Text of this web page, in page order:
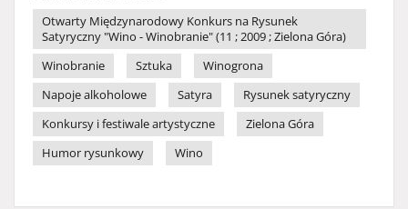
Otwarty Międzynarodowy Konkurs na Rysunek
Satyryczny "Wino - Winobranie" (11 ; 2009 ; Zielona Góra)
Winobranie
Sztuka
Winogrona
Napoje alkoholowe
Satyra
Rysunek satyryczny
Konkursy i festiwale artystyczne
Zielona Góra
Humor rysunkowy
Wino